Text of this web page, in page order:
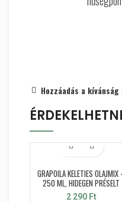
Hozzáadás a
GRAPOILA KELETIES OLAJMIX
250 ML, HIDEGEN PRÉSELT
2 290 Ft